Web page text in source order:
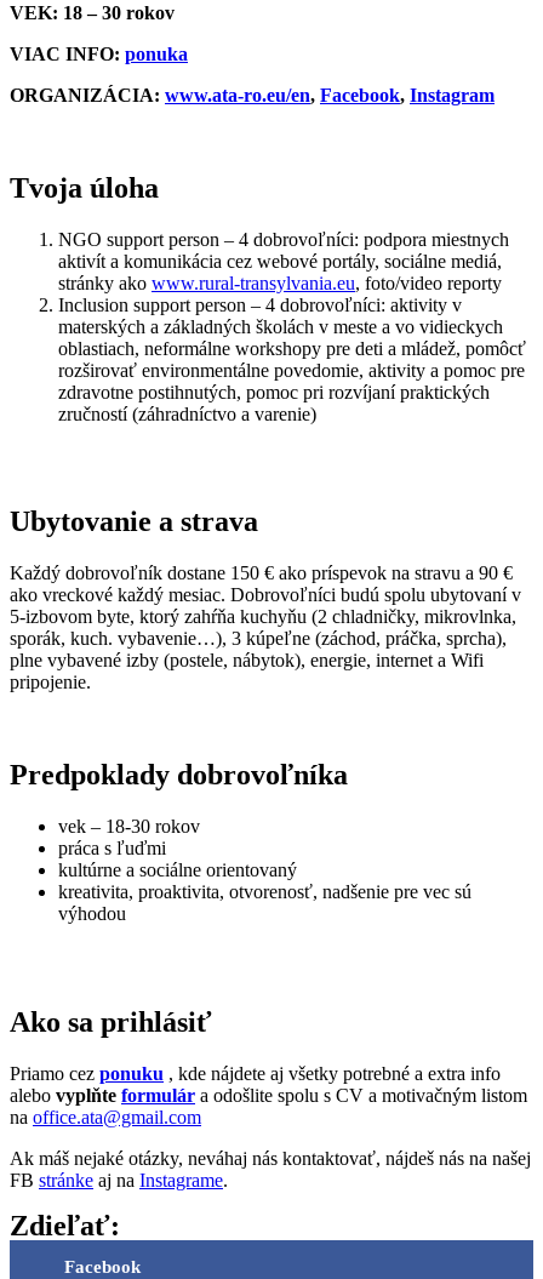
VEK: 18 – 30 rokov
VIAC INFO: ponuka
ORGANIZÁCIA: www.ata-ro.eu/en, Facebook, Instagram
Tvoja úloha
NGO support person – 4 dobrovoľníci: podpora miestnych
aktivít a komunikácia cez webové portály, sociálne mediá,
stránky ako www.rural-transylvania.eu, foto/video reporty
Inclusion support person – 4 dobrovoľníci: aktivity v
materských a základných školách v meste a vo vidieckych
oblastiach, neformálne workshopy pre deti a mládež, pomôcť
rozširovať environmentálne povedomie, aktivity a pomoc pre
zdravotne postihnutých, pomoc pri rozvíjaní praktických
zručností (záhradníctvo a varenie)
Ubytovanie a strava
Každý dobrovoľník dostane 150 € ako príspevok na stravu a 90 €
ako vreckové každý mesiac. Dobrovoľníci budú spolu ubytovaní v
5-izbovom byte, ktorý zahŕňa kuchyňu (2 chladničky, mikrovlnka,
sporák, kuch. vybavenie…), 3 kúpeľne (záchod, práčka, sprcha),
plne vybavené izby (postele, nábytok), energie, internet a Wifi
pripojenie.
Predpoklady dobrovoľníka
vek – 18-30 rokov
práca s ľuďmi
kultúrne a sociálne orientovaný
kreativita, proaktivita, otvorenosť, nadšenie pre vec sú
výhodou
Ako sa prihlásiť
Priamo cez ponuku , kde nájdete aj všetky potrebné a extra info
alebo vyplňte formulár a odošlite spolu s CV a motivačným listom
na office.ata@gmail.com
Ak máš nejaké otázky, neváhaj nás kontaktovať, nájdeš nás na našej
FB stránke aj na Instagrame.
Zdieľať:
Facebook